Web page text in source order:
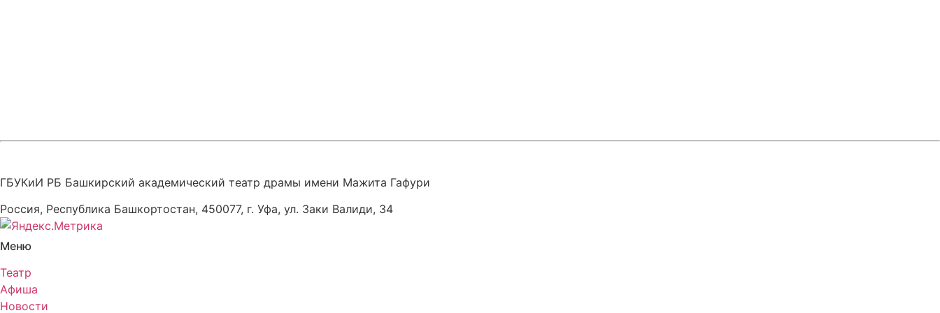
ГБУКиИ РБ Башкирский академический театр драмы имени Мажита Гафури
Россия, Республика Башкортостан, 450077, г. Уфа, ул. Заки Валиди, 34
Меню
Театр
Афиша
Новости